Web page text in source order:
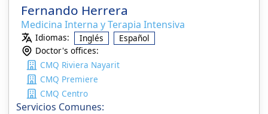
Fernando Herrera
Medicina Interna y Terapia Intensiva
Idiomas: Inglés
Español
Doctor's offices:
CMQ Riviera Nayarit
CMQ Premiere
CMQ Centro
Servicios Comunes: